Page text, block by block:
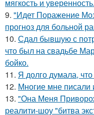
мягкость и уверенность.
9. "Идет Поражение
прогноз для больной
10. Сдал бывшую с
что был на свадьбе
бойко.
11. Я долго думала,
12. Многие мне писали
13. "Она Меня
реалити-шоу "битва